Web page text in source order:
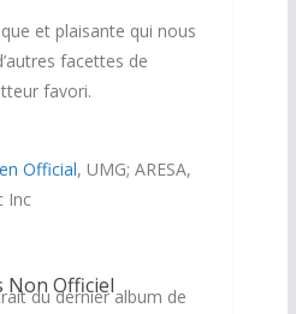
Non Officiel
et plaisante qui nous
facettes de
favori.
Official, UMG; ARESA,
Inc
du dernier album de